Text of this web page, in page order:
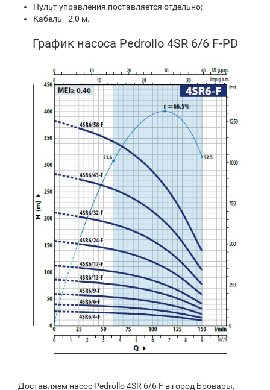
Пульт управления поставляется отдельно;
Кабель - 2,0 м.
График насоса Pedrollo 4SR 6/6 F-PD
Доставляем насос Pedrollo 4SR 6/6 F в город Бровары,